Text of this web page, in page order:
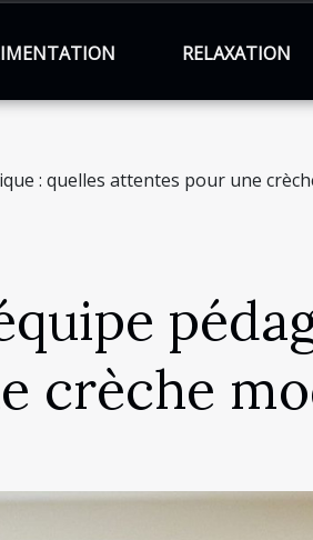
RELAXATION
: quelles attentes pour une
crèche